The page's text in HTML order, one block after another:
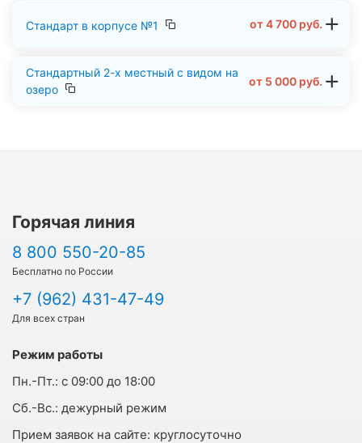
Стандарт в корпусе №1 от4 700 руб.
Стандартный 2-х местный с видом на
озеро
от 5 000 руб.
Горячая линия
8 800 550-20-85
Бесплатно по России
+7 (962) 431-47-49
Для всех стран
Режим работы
Пн.-Пт.: с 09:00 до 18:00
Cб.-Вс.: дежурный режим
Прием заявок на сайте: круглосуточно